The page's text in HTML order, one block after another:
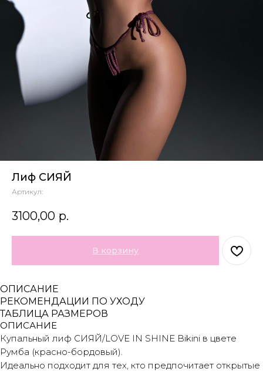
Лиф СИЯЙ
Артикул:
3100,00 р.
В корзину
ОПИСАНИЕ
РЕКОМЕНДАЦИИ ПО УХОДУ
ТАБЛИЦА РАЗМЕРОВ
ОПИСАНИЕ
Купальный лиф СИЯЙ/LOVE IN SHINE Bikini в цвете
Румба (красно-бордовый).
Идеально подходит для тех, кто предпочитает открытые